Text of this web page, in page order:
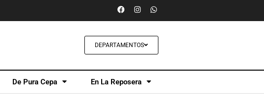
DEPARTAMENTOS
De Pura Cepa En La Reposera